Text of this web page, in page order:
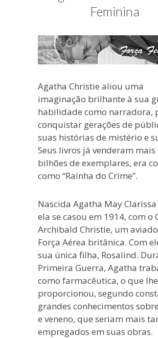
antiga.
Feminina
Agatha Christie aliou uma
imaginação brilhante à sua
habilidade como narradora,
conquistar gerações de
suas histórias de mistério e
Seus livros já venderam mais
bilhões de exemplares, era
como “Rainha do Crime”.
Nascida Agatha May
ela se casou em 1914, com o
Archibald Christie, um
Força Aérea britânica. Com
sua única filha, Rosalind.
Primeira Guerra, Agatha
como farmacêutica, o que lhe
proporcionou, segundo
grandes conhecimentos
e veneno, que seriam mais
empregados em suas obras.